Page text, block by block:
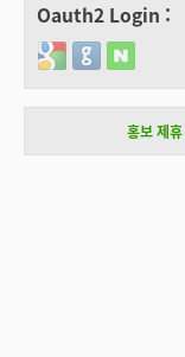
Oauth2 Login :
Login with Google
Login withLogin with
홍보 제